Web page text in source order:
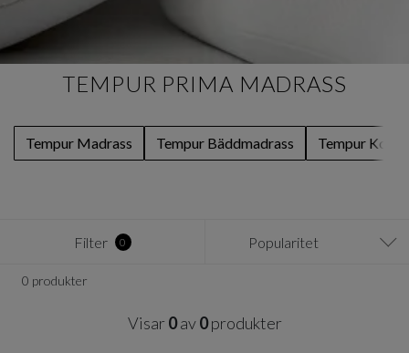
TEMPUR PRIMA MADRASS
Tempur Madrass Tempur Bäddmadrass Tempur
Filter 0 Popularitet
0 produkter
Visar 0av0produkter